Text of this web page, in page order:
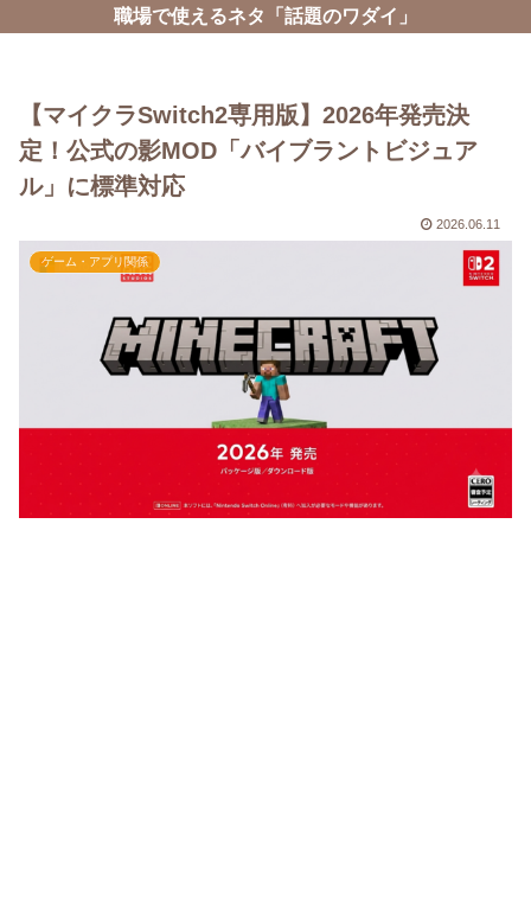
職場で使えるネタ「話題のワダイ」
【マイクラSwitch2専用版】2026年発売決
定！公式の影MOD「バイブラントビジュア
ル」に標準対応
2026.06.11
ゲーム・アプリ関係